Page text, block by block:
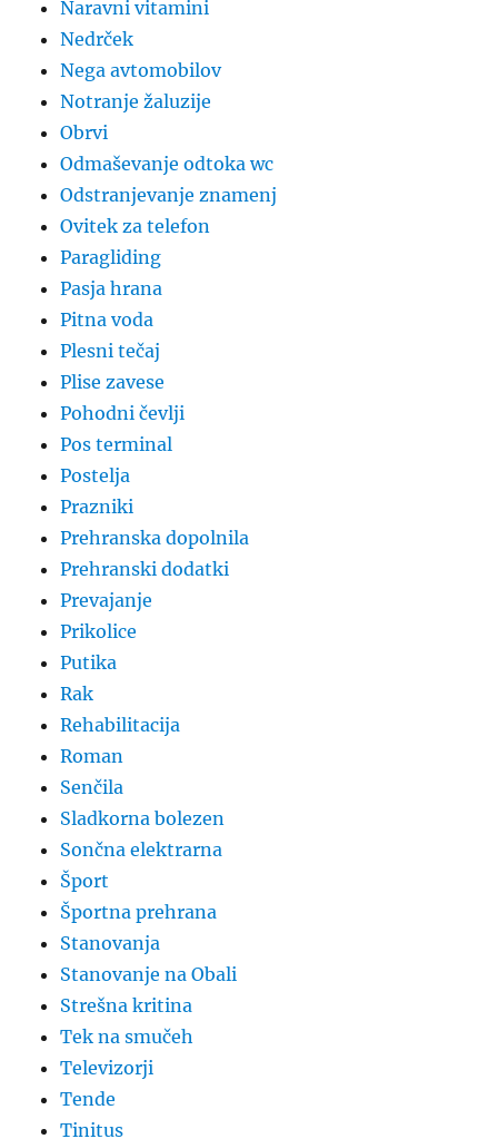
Naravni vitamini
Nedrček
Nega avtomobilov
Notranje žaluzije
Obrvi
Odmaševanje odtoka wc
Odstranjevanje znamenj
Ovitek za telefon
Paragliding
Pasja hrana
Pitna voda
Plesni tečaj
Plise zavese
Pohodni čevlji
Pos terminal
Postelja
Prazniki
Prehranska dopolnila
Prehranski dodatki
Prevajanje
Prikolice
Putika
Rak
Rehabilitacija
Roman
Senčila
Sladkorna bolezen
Sončna elektrarna
Šport
Športna prehrana
Stanovanja
Stanovanje na Obali
Strešna kritina
Tek na smučeh
Televizorji
Tende
Tinitus